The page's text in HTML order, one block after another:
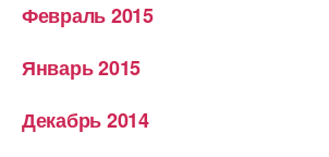
Февраль 2015
Январь 2015
Декабрь 2014